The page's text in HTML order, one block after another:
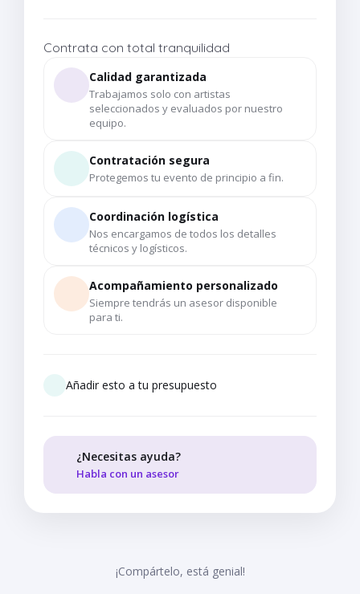
Contrata con total tranquilidad
Calidad garantizada
Trabajamos solo con artistas
seleccionados y evaluados por nuestro
equipo.
Contratación segura
Protegemos tu evento de principio a fin.
Coordinación logística
Nos encargamos de todos los detalles
técnicos y logísticos.
Acompañamiento personalizado
Siempre tendrás un asesor disponible
para ti.
Añadir esto a tu presupuesto
¿Necesitas ayuda?
Habla con un asesor
¡Compártelo, está genial!